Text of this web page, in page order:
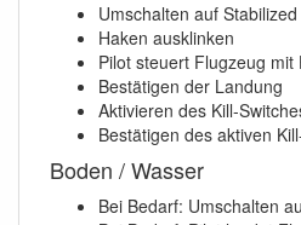
Umschalten auf
Haken ausklinken
Pilot steuert Flugzeug
Bestätigen der Landung
Aktivieren des Kill-
Bestätigen des aktiven
Boden / Wasser
Bei Bedarf: Umschalten